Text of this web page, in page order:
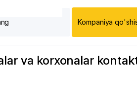
Kompaniya
va korxonalar